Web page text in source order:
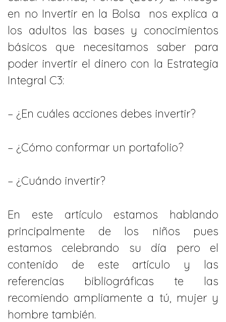
en no Invertir en la Bolsa nos explica a
los adultos las bases y conocimientos
básicos que necesitamos saber para
poder invertir el dinero con la Estrategia
Integral C3:
– ¿En cuáles acciones debes invertir?
– ¿Cómo conformar un portafolio?
– ¿Cuándo invertir?
En este artículo estamos hablando
principalmente de los niños pues
estamos celebrando su día pero el
contenido de este artículo y las
referencias bibliográficas te las
recomiendo ampliamente a tú, mujer y
hombre también.